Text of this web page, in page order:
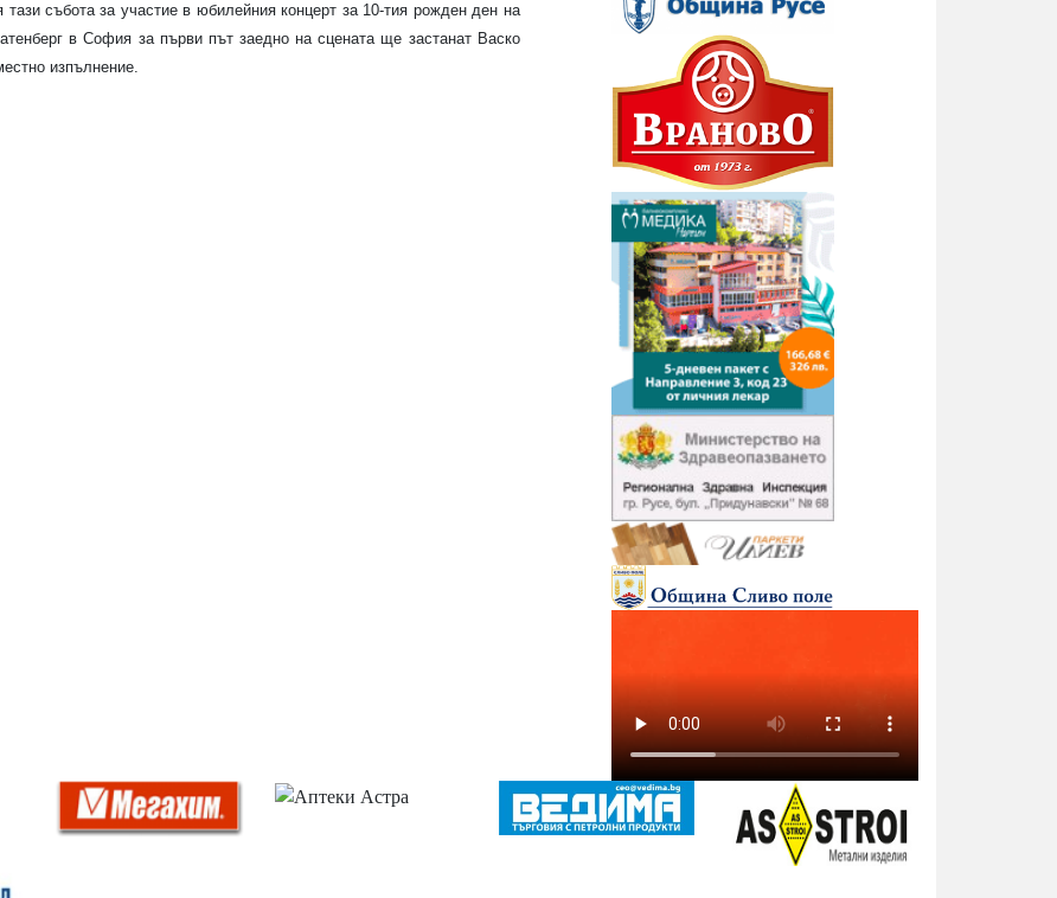
събота за участие в юбилейния концерт за 10-тия рожден ден на
в София за първи път заедно на сцената ще застанат Васко
изпълнение.